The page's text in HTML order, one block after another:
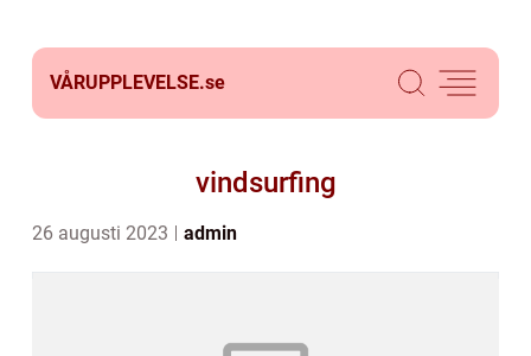
VÅRUPPLEVELSE.se
vindsurfing
26 augusti 2023 admin